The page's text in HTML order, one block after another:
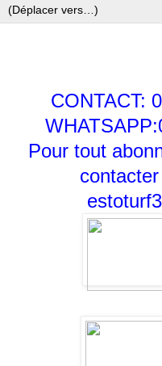
CONTACT:
Pour tout